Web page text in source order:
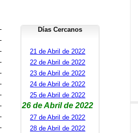
Días Cercanos
21 de Abril de 2022
22 de Abril de 2022
23 de Abril de 2022
24 de Abril de 2022
25 de Abril de 2022
26 de Abril de 2022
27 de Abril de 2022
28 de Abril de 2022